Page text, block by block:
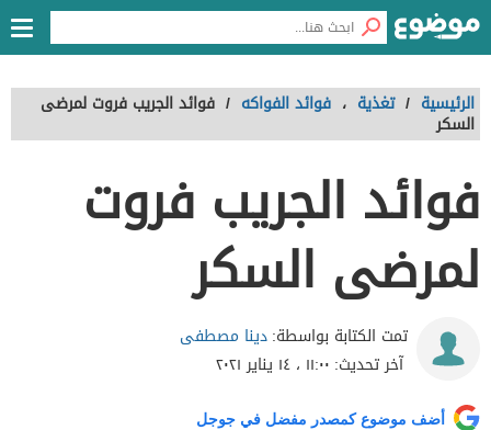
الرئيسية / تغذية ، فوائد الفواكه / فوائد الجريب فروت لمرضى
السكر
فوائد الجريب فروت
لمرضى السكر
تمت الكتابة بواسطة:دينا مصطفى
آخر تحديث: ١١:٠٠ ، ١٤ يناير ٢٠٢١
أضف موضوع كمصدر مفضل في جوجل